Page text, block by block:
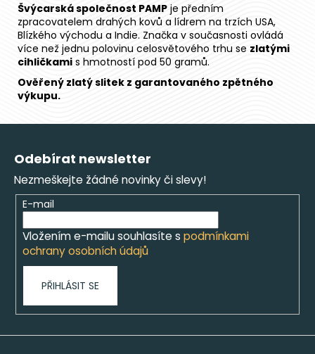
Švýcarská společnost PAMP je předním
zpracovatelem drahých kovů a lídrem na trzích USA,
Blízkého východu a Indie. Značka v současnosti ovládá
více než jednu polovinu celosvětového trhu se zlatými
cihličkami s hmotností pod 50 gramů.
Ověřený zlatý slitek z garantovaného zpětného
výkupu.
Odebírat newsletter
Nezmeškejte žádné novinky či slevy!
E-mail
Vložením e-mailu souhlasíte s podmínkami
ochrany osobních údajů
PŘIHLÁSIT SE